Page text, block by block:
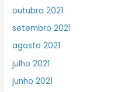
outubro 2021
setembro 2021
agosto 2021
julho 2021
junho 2021